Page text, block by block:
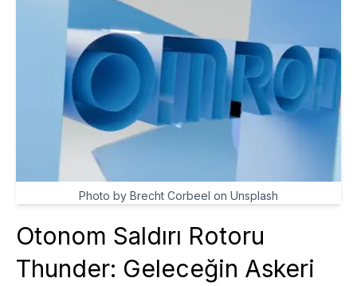
Photo by Brecht Corbeel on Unsplash
Otonom Saldırı Rotoru
Thunder: Geleceğin Askeri